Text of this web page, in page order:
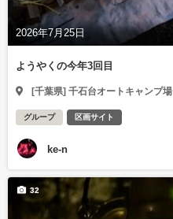
2026年7月25日
ようやくの今年3回目
[千葉県] 千石台オートキャンプ場
グループ 区画サイト
ke-n
32